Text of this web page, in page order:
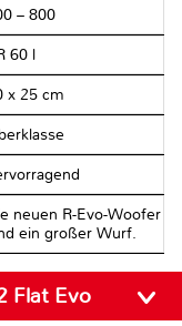
– 800
60 l
x 25 cm
neuen R-Evo-Woofer
ein großer Wurf.
Flat Evo